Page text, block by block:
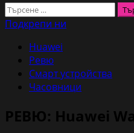
Търсене
за:
Подкрепи ни
Huawei
Ревю
Смарт устройства
Часовници
РЕВЮ: Huawei